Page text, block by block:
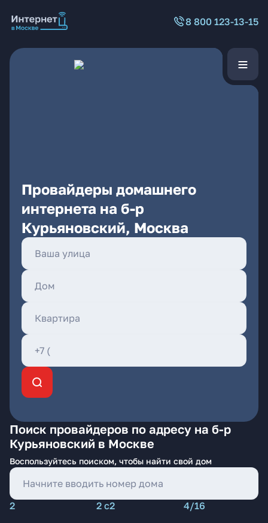
8 800 123-13-15
Провайдеры домашнего
интернета на б-р
Курьяновский, Москва
Поиск провайдеров по адресу на б-р
Курьяновский в Москве
Воспользуйтесь поиском, чтобы найти свой дом
2 2 с2
4/16